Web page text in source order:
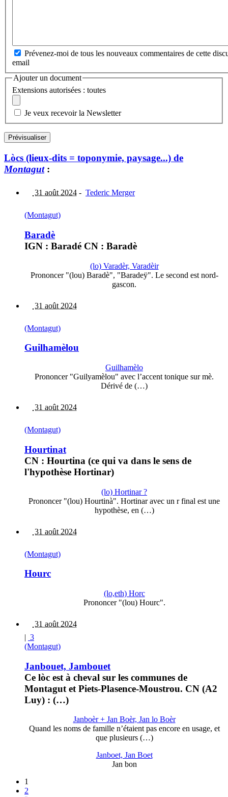
Prévenez-moi de tous les nouveaux commentaires de cette
email
Ajouter un document
Extensions autorisées : toutes
Je veux recevoir la Newsletter
Lòcs (lieux-dits = toponymie, paysage...) de
Montagut:
31 août 2024 - Tederic Merger
(Montagut)
Baradè
IGN : Baradé CN : Baradè
(lo) Varadèr, Varadèir
Prononcer "(lou) Baradè", "Baradeÿ". Le second est nord-
gascon.
31 août 2024
(Montagut)
Guilhamèlou
Guilhamèlo
Prononcer "Guilyamèlou" avec l’accent tonique sur mè.
Dérivé de (…)
31 août 2024
(Montagut)
Hourtinat
CN : Hourtina (ce qui va dans le sens de
l'hypothèse Hortinar)
(lo) Hortinar ?
Prononcer "(lou) Hourtinà". Hortinar avec un r final est une
hypothèse, en (…)
31 août 2024
(Montagut)
Hourc
(lo,eth) Horc
Prononcer "(lou) Hourc".
31 août 2024
| 3
(Montagut)
Janbouet, Jambouet
Ce lòc est à cheval sur les communes de
Montagut et Piets-Plasence-Moustrou. CN (A2
Luy) : (…)
Janboèr + Jan Boèr, Jan lo Boèr
Quand les noms de famille n’étaient pas encore en usage, et
que plusieurs (…)
Janboet, Jan Boet
Jan bon
1
2